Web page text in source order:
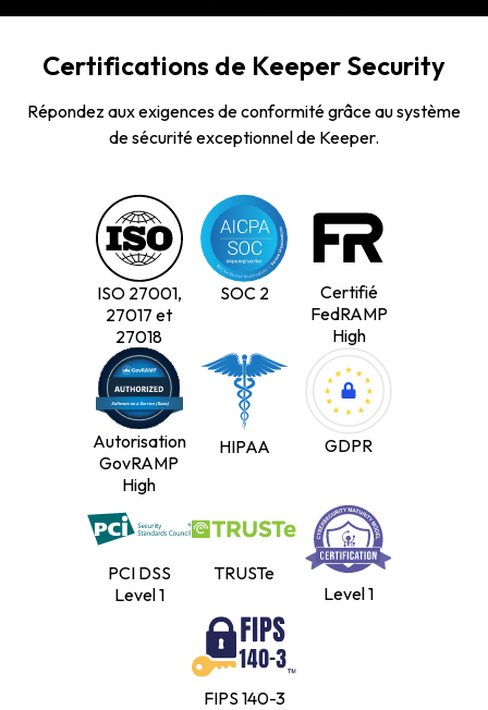
Certifications de Keeper Security
Répondez aux exigences de conformité grâce au système
de sécurité exceptionnel de Keeper.
ISO 27001,
27017 et
27018
SOC 2
Certifié
FedRAMP
High
Autorisation
GovRAMP
High
HIPAA GDPR
PCI DSS
Level 1
TRUSTe
Level 1
FIPS 140-3